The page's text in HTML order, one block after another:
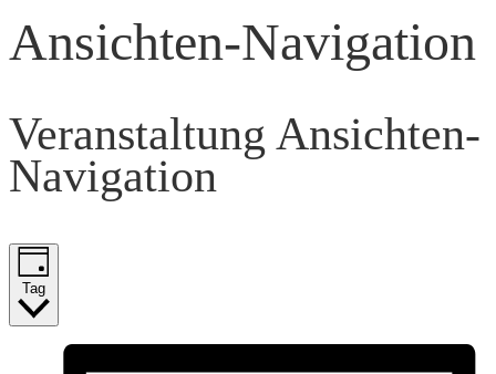
Veranstaltungen
14.
Februar
2025
Ansichten-Navigation
Veranstaltung Ansichten-
Navigation
Tag